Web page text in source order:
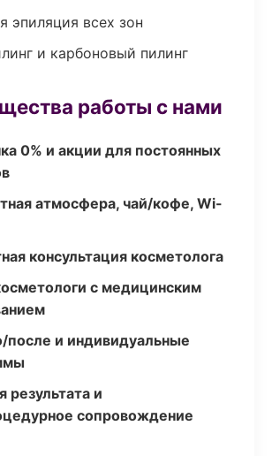
эпиляция всех зон
и карбоновый пилинг
работы с нами
0% и акции для постоянных
атмосфера, чай/кофе, Wi-
консультация косметолога
с медицинским
после и индивидуальные
результата и
сопровождение